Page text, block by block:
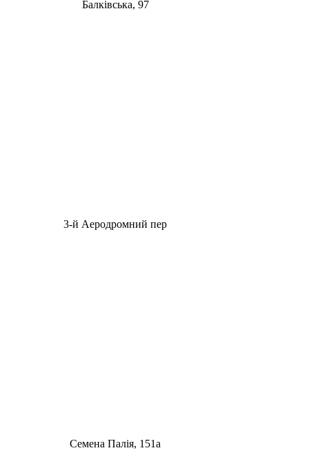
Балківська, 97
3-й Аеродромний пер
Семена Палія, 151а